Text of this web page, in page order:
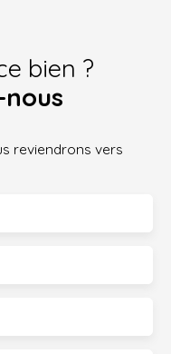
bien ?
reviendrons vers